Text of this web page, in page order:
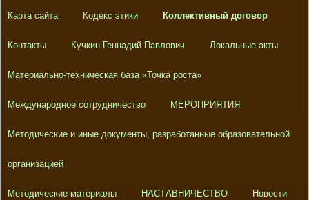
Карта сайта Кодекс этики Коллективный договор
Контакты Кучкин Геннадий Павлович Локальные акты
Материально-техническая база «Точка роста»
Международное сотрудничество МЕРОПРИЯТИЯ
Методические и иные документы, разработанные образовательной
организацией
Методические материалы НАСТАВНИЧЕСТВО Новости